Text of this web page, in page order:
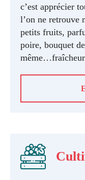
c’est apprécier
l’on ne retrouve
petits fruits,
poire, bouquet